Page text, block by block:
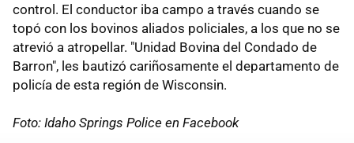
control. El conductor iba campo a través cuando se
topó con los bovinos aliados policiales, a los que no se
atrevió a atropellar. "Unidad Bovina del Condado de
Barron", les bautizó cariñosamente el departamento de
policía de esta región de Wisconsin.
Foto: Idaho Springs Police en Facebook